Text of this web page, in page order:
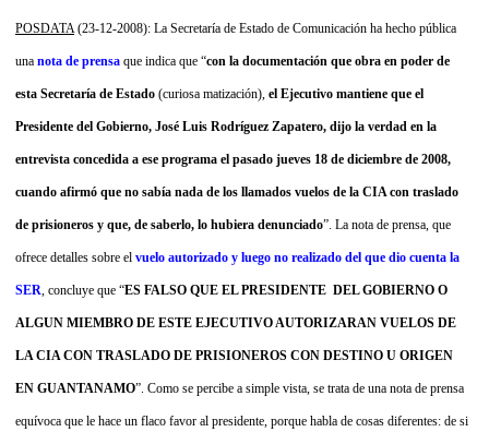
POSDATA (23-12-2008): La Secretaría de Estado de Comunicación ha hecho pública
una nota de prensa que indica que “con la documentación que obra en poder de
esta Secretaría de Estado (curiosa matización), el Ejecutivo mantiene que el
Presidente del Gobierno, José Luis Rodríguez Zapatero, dijo la verdad en la
entrevista concedida a ese programa el pasado jueves 18 de diciembre de 2008,
cuando afirmó que no sabía nada de los llamados vuelos de la CIA con traslado
de prisioneros y que, de saberlo, lo hubiera denunciado”. La nota de prensa, que
ofrece detalles sobre el vuelo autorizado y luego no realizado del que dio cuenta la
SER , concluye que “ES FALSO QUE EL PRESIDENTE DEL GOBIERNO O
ALGUN MIEMBRO DE ESTE EJECUTIVO AUTORIZARAN VUELOS DE
LA CIA CON TRASLADO DE PRISIONEROS CON DESTINO U ORIGEN
EN GUANTANAMO”. Como se percibe a simple vista, se trata de una nota de prensa
equívoca que le hace un flaco favor al presidente, porque habla de cosas diferentes: de si